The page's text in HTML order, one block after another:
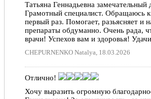
Татьяна Геннадьевна замечательный
Грамотный специалист. Обращаюсь
первый раз. Помогает, разьясняет и
препараты обдуманно. Очень рада,
врачи! Успехов вам и здоровья!
CHEPURNENKO Natalya, 18.03.2026
Отлично!
Хочу выразить огромную